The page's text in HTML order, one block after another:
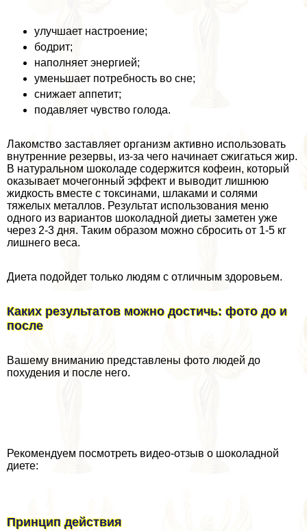
улучшает настроение;
бодрит;
наполняет энергией;
уменьшает потребность во сне;
снижает аппетит;
подавляет чувство голода.
Лакомство заставляет организм активно использовать
внутренние резервы, из-за чего начинает сжигаться жир.
В натуральном шоколаде содержится кофеин, который
оказывает мочегонный эффект и выводит лишнюю
жидкость вместе с токсинами, шлаками и солями
тяжелых металлов. Результат использования меню
одного из вариантов шоколадной диеты заметен уже
через 2-3 дня. Таким образом можно сбросить от 1-5 кг
лишнего веса.
Диета подойдет только людям с отличным здоровьем.
Каких результатов можно достичь: фото до и
после
Вашему вниманию представлены фото людей до
похудения и после него.
Рекомендуем посмотреть видео-отзыв о шоколадной
диете:
Принцип действия